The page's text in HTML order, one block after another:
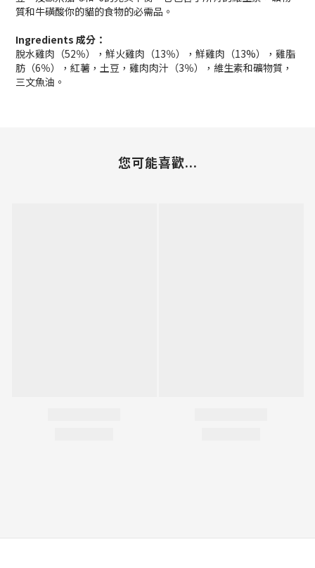
質和牛磺酸你的貓的食物的必需品。
Ingredients 成分：
脫水雞肉（52％），鮮火雞肉（13％），鮮雞肉（13%），雞脂
肪（6％），紅薯，土豆，雞肉肉汁（3％），維生素和礦物質，
三文魚油。
您可能喜歡...